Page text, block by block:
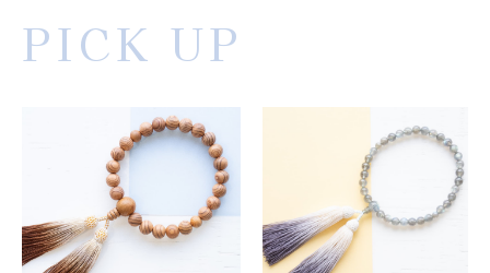
PICK UP